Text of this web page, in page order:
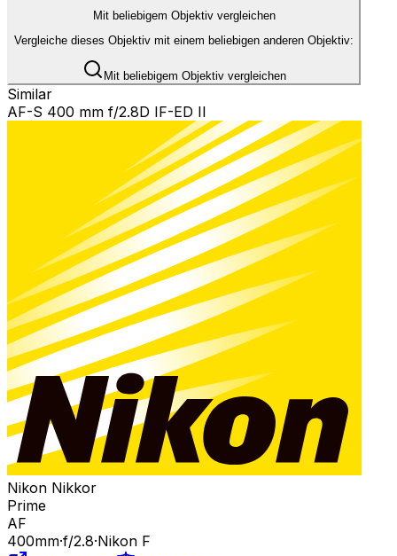
Mit beliebigem Objektiv vergleichen
Vergleiche dieses Objektiv mit einem beliebigen anderen Objektiv:
Mit beliebigem Objektiv vergleichen
Similar
AF-S 400 mm f/2.8D IF-ED II
Nikon Nikkor
Prime
AF
400mm·f/2.8·Nikon F